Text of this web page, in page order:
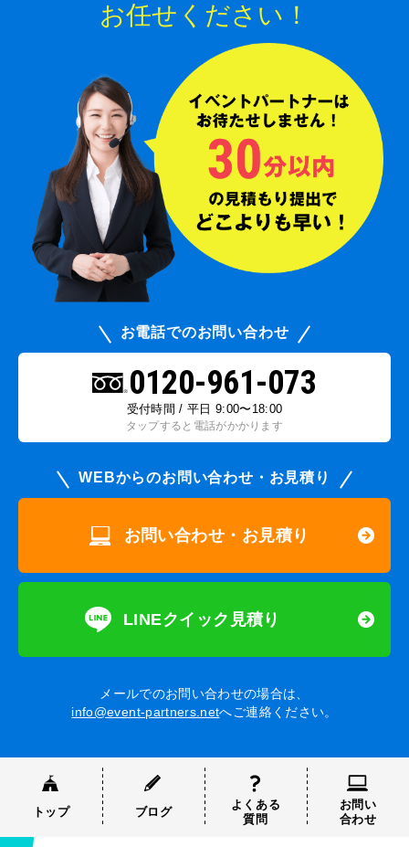
お任せください！
お電話でのお問い合わせ
0120-961-073
受付時間 / 平日 9:00〜18:00
タップすると電話がかかります
WEBからのお問い合わせ・お見積り
お問い合わせ・お見積り
LINEクイック見積り
メールでのお問い合わせの場合は、
info@event-partners.netへご連絡ください。
トップ ブログ
よくある
質問
お問い
合わせ